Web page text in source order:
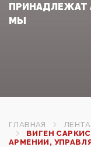
ПРИНАДЛЕЖАТ
МЫ
ГЛАВНАЯ
ВИГЕН
АРМЕНИИ,